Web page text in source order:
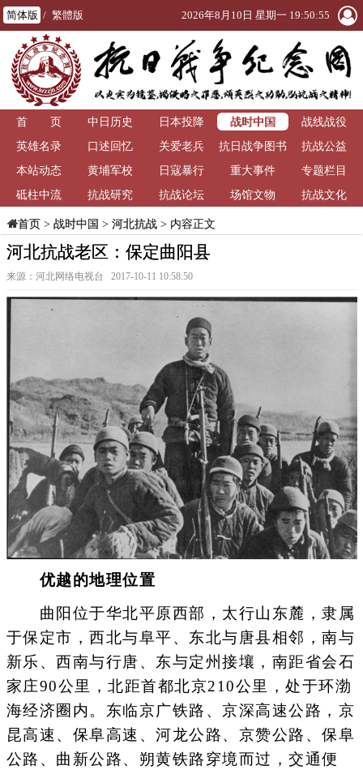
简体版 / 繁體版 2026年8月10日 星期一 19:50:56
首 页 中日历史 日本投降 战时中国
战线战役
英雄名录
口述回忆 关爱老兵
抗日战争图书
馆
抗战公益
本站动态
黄埔军校 日寇暴行 重大事件
专题栏目
砥柱中流
抗战研究 抗战论坛 场馆文物 抗战文化
首页> 战时中国 > 河北抗战> 内容正文
河北抗战老区：保定曲阳县
来源：河北网络电视台 2017-10-11 10:58:50
优越的地理位置
曲阳位于华北平原西部，太行山东麓，隶属
于保定市，西北与阜平、东北与唐县相邻，南与
新乐、西南与行唐、东与定州接壤，南距省会石
家庄90公里，北距首都北京210公里，处于环渤
海经济圈内。东临京广铁路、京深高速公路，京
昆高速、保阜高速、河龙公路、京赞公路、保阜
公路、曲新公路、朔黄铁路穿境而过，交通便